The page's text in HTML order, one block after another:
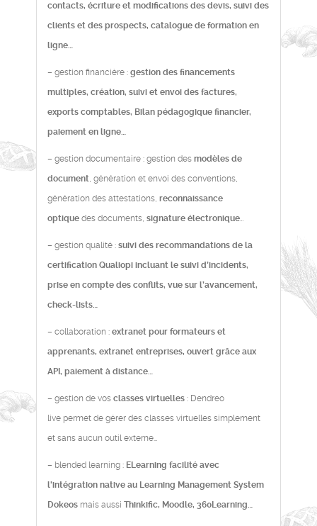
contacts, écriture et modifications des devis, suivi des
clients et des prospects, catalogue de formation en
ligne…
– gestion financière :gestion des financements
multiples, création, suivi et envoi des factures,
exports comptables, Bilan pédagogique financier,
paiement en ligne…
– gestion documentaire : gestion desmodèles de
document, génération et envoi des conventions,
génération des attestations,reconnaissance
optique des documents,signature électronique…
– gestion qualité :suivi des recommandations de la
certification Qualiopi incluant le suivi d’incidents,
prise en compte des conflits, vue sur l’avancement,
check-lists…
– collaboration :extranet pour formateurs et
apprenants, extranet entreprises, ouvert grâce aux
API, paiement à distance…
– gestion de vosclasses virtuelles : Dendreo
live permet de gérer des classes virtuelles simplement
et sans aucun outil externe…
– blended learning : ELearning facilité avec
l'intégration native au Learning Management System
Dokeos mais aussiThinkific, Moodle, 360Learning…